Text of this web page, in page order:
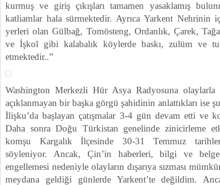
kurmuş ve giriş çıkışları tamamen yasaklamış
katliamlar hala sürmektedir. Ayrıca Yarkent Nehrinin
yerleri olan Gülbağ, Tomösteng, Ordanlık, Çarek,
ve İşkol gibi kalabalık köylerde baskı, zulüm ve
etmektedir..”
Washington Merkezli Hür Asya Radyosuna
açıklanmayan bir başka görgü şahidinin anlattıkları ise
İlişku’da başlayan çatışmalar 3-4 gün devam etti ve
Daha sonra Doğu Türkistan genelinde zinicirleme
komşu Kargalık İlçesinde 30-31 Temmuz
söyleniyor. Ancak, Çin’in haberleri, bilgi ve
engellemesi nedeniyle olayların dışarıya sızması
meydana geldiği günlerde Yarkent’te değildim.